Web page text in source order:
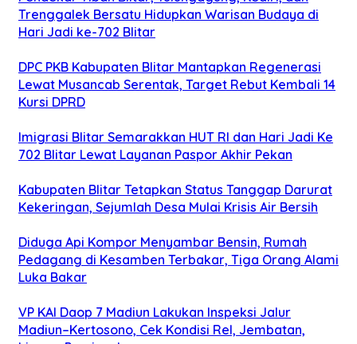
Trenggalek Bersatu Hidupkan Warisan Budaya di
Hari Jadi ke-702 Blitar
DPC PKB Kabupaten Blitar Mantapkan Regenerasi
Lewat Musancab Serentak, Target Rebut Kembali 14
Kursi DPRD
Imigrasi Blitar Semarakkan HUT RI dan Hari Jadi Ke
702 Blitar Lewat Layanan Paspor Akhir Pekan
Kabupaten Blitar Tetapkan Status Tanggap Darurat
Kekeringan, Sejumlah Desa Mulai Krisis Air Bersih
Diduga Api Kompor Menyambar Bensin, Rumah
Pedagang di Kesamben Terbakar, Tiga Orang Alami
Luka Bakar
VP KAI Daop 7 Madiun Lakukan Inspeksi Jalur
Madiun–Kertosono, Cek Kondisi Rel, Jembatan,